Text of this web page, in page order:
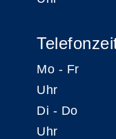
Mo - Fr
Uhr
Di - Do
Uhr